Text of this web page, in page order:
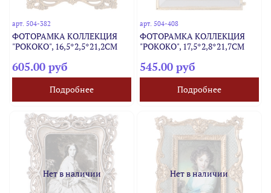
арт.504-382
ФОТОРАМКА КОЛЛЕКЦИЯ
"РОКОКО", 16,5*2,5*21,2CM
605.00 руб
Подробнее
арт. 504-408
ФОТОРАМКА КОЛЛЕКЦИЯ
"РОКОКО", 17,5*2,8*21,7CM
545.00 руб
Подробнее
Нет в наличии Нет в наличии